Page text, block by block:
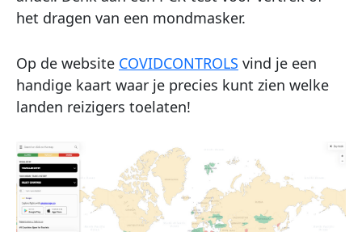
het dragen van een mondmasker.
Op de website COVIDCONTROLS vind je een
handige kaart waar je precies kunt zien welke
landen reizigers toelaten!